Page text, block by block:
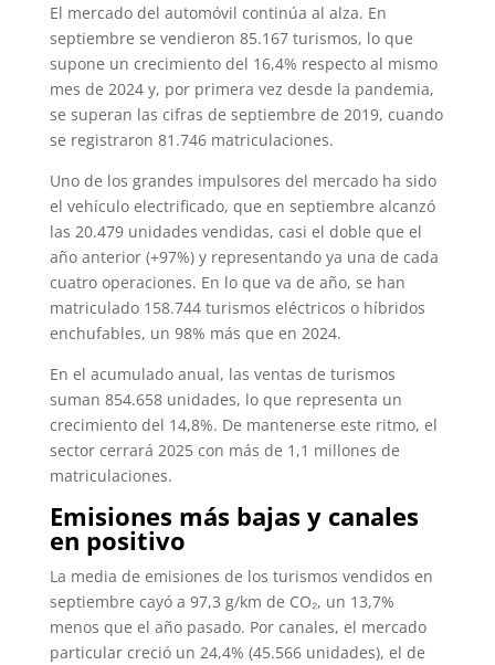
El mercado del automóvil continúa al alza. En
septiembre se vendieron 85.167 turismos, lo que
supone un crecimiento del 16,4% respecto al mismo
mes de 2024 y, por primera vez desde la pandemia,
se superan las cifras de septiembre de 2019, cuando
se registraron 81.746 matriculaciones.
Uno de los grandes impulsores del mercado ha sido
el vehículo electrificado, que en septiembre alcanzó
las 20.479 unidades vendidas, casi el doble que el
año anterior (+97%) y representando ya una de cada
cuatro operaciones. En lo que va de año, se han
matriculado 158.744 turismos eléctricos o híbridos
enchufables, un 98% más que en 2024.
En el acumulado anual, las ventas de turismos
suman 854.658 unidades, lo que representa un
crecimiento del 14,8%. De mantenerse este ritmo, el
sector cerrará 2025 con más de 1,1 millones de
matriculaciones.
Emisiones más bajas y canales
en positivo
La media de emisiones de los turismos vendidos en
septiembre cayó a 97,3 g/km de CO₂, un 13,7%
menos que el año pasado. Por canales, el mercado
particular creció un 24,4% (45.566 unidades), el de